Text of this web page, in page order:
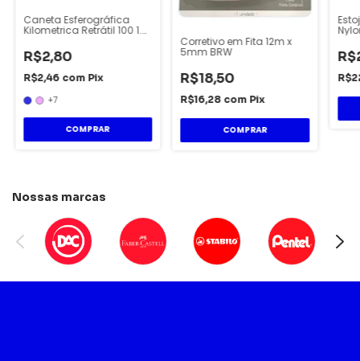
Caneta Esferográfica
Kilometrica Retrátil 100 1.0
R$2,80
R$2,46 com Pix
+7
COMPRAR
Corretivo em Fita 12m x
5mm BRW
R$18,50
R$16,28 com Pix
Nossas marcas